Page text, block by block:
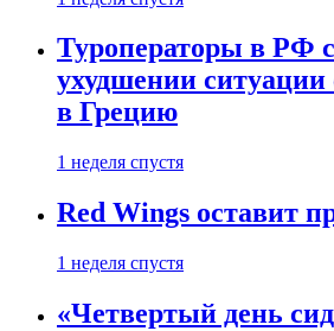
Туроператоры в РФ
ухудшении ситуации
в Грецию
1 неделя спустя
Red Wings оставит
1 неделя спустя
«Четвертый день